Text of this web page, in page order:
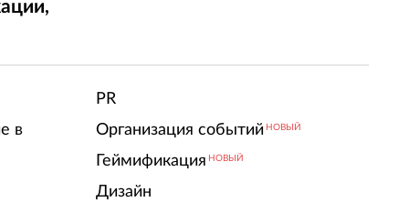
в
PR
Организация событий НОВЫЙ
Геймификация НОВЫЙ
Дизайн